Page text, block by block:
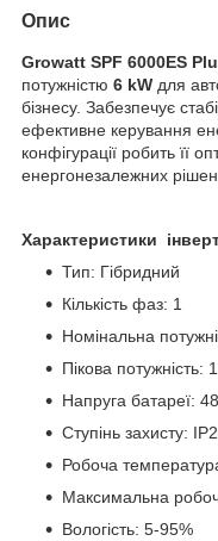
Опис
Growatt SPF 6000ES
потужністю 6 kW для
бізнесу. Забезпечує
ефективне керування
конфігурації робить її
енергонезалежних
Характеристики
Тип: Гібридний
Кількість фаз: 1
Номінальна
Пікова потужність:
Напруга батареї:
Ступінь захисту:
Робоча
Максимальна
Вологість: 5-95%